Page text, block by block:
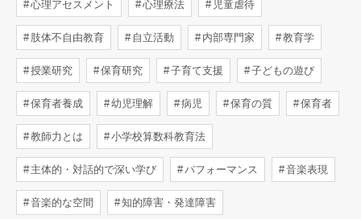
心理アセスメント 心理療法 児童虐待
肢体不自由教育 自立活動 内部専門家 教育学
授業研究 保育研究 子育て支援 子どもの遊び
保育者養成 幼児理解 病児 保育の質 保育者
教師力とは 小学校算数科教育法
主体的・対話的で深い学び パフォーマンス 音楽表現
音楽的な空間 知的障害・発達障害